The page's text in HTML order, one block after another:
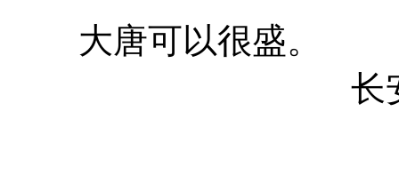
大唐可以很盛。
长